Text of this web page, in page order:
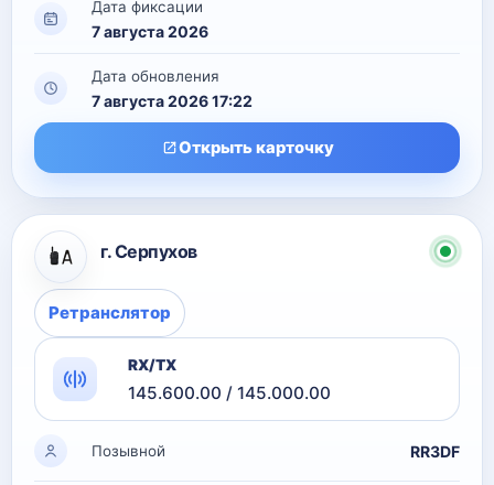
Дата фиксации
7 августа 2026
Дата обновления
7 августа 2026 17:22
Открыть карточку
г. Серпухов
Ретранслятор
RX/TX
145.600.00 / 145.000.00
Позывной RR3DF